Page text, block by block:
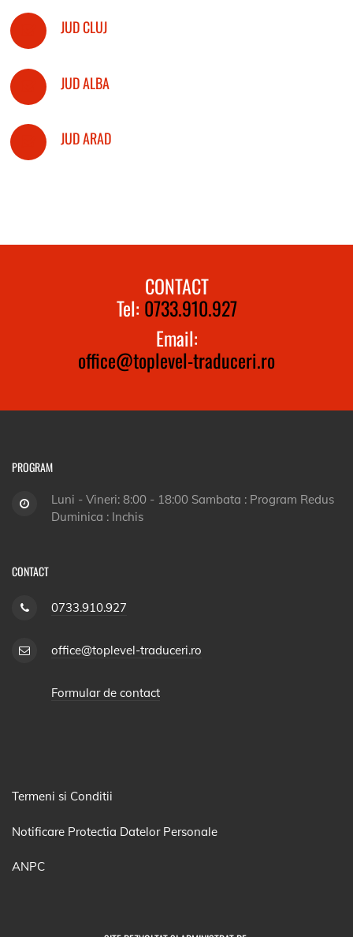
JUD CLUJ
JUD ALBA
JUD ARAD
CONTACT
Tel: 0733.910.927
Email:
office@toplevel-traduceri.ro
PROGRAM
Luni - Vineri: 8:00 - 18:00 Sambata : Program Redus
Duminica : Inchis
CONTACT
0733.910.927
office@toplevel-traduceri.ro
Formular de contact
Termeni si Conditii
Notificare Protectia Datelor Personale
ANPC